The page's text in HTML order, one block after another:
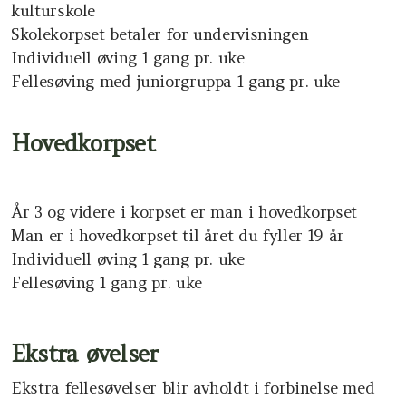
kulturskole
Skolekorpset betaler for undervisningen
Individuell øving 1 gang pr. uke
Fellesøving med juniorgruppa 1 gang pr. uke
Hovedkorpset
År 3 og videre i korpset er man i hovedkorpset
Man er i hovedkorpset til året du fyller 19 år
Individuell øving 1 gang pr. uke
Fellesøving 1 gang pr. uke
Ekstra øvelser
Ekstra fellesøvelser blir avholdt i forbinelse med